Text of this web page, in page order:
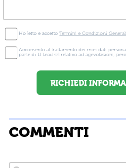
Ho letto e accettoTermini e Condizioni Generali
Acconsento al trattamento dei miei dati
parte di U Lead srl relativo ad agevolazioni,
COMMENTI